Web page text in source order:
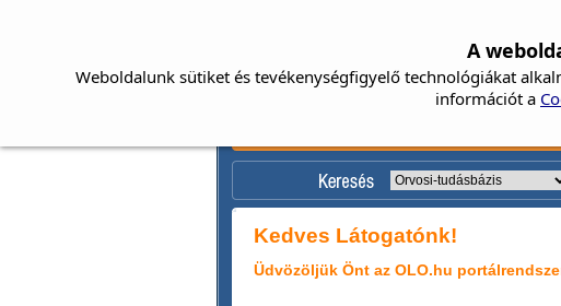
Kedves Látogatónk!
Üdvözöljük Önt az OLO.hu
A
Weboldalunk sütiket és tevékenységfigyelő technológiákat
információt a